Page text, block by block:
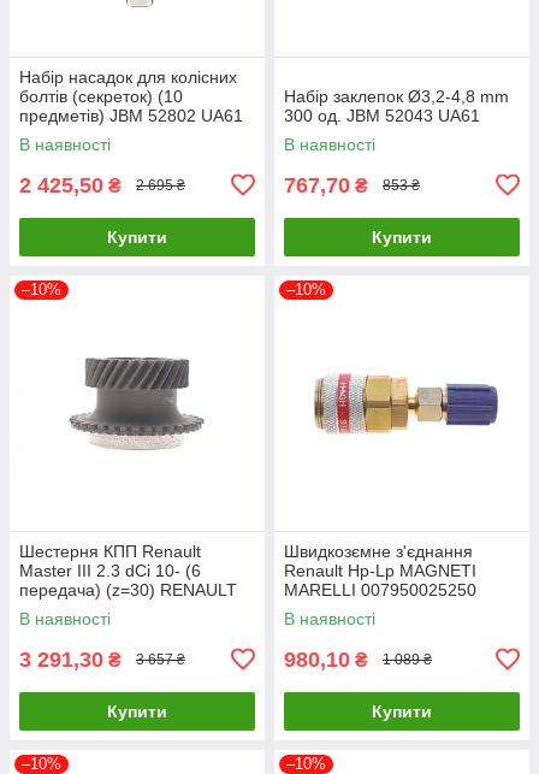
Набір насадок для колісних
болтів (секреток) (10
предметів) JBM 52802 UA61
В наявності
2 425,50 ₴ 2 695 ₴
Купити
Набір заклепок Ø3,2-4,8 mm
300 од. JBM 52043 UA61
В наявності
767,70 ₴ 853 ₴
Купити
–10%
Шестерня КПП Renault
Master III 2.3 dCi 10- (6
передача) (z=30) RENAULT
8200022613 UA61
В наявності
3 291,30 ₴ 3 657 ₴
Купити
–10%
Швидкозємне з'єднання
Renault Hp-Lp MAGNETI
MARELLI 007950025250
UA61
В наявності
980,10 ₴ 1 089 ₴
Купити
–10% –10%